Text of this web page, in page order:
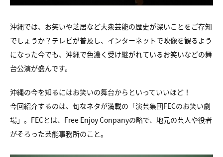
沖縄では、お笑いや芝居など大衆芸能の歴史が深いことをご存知
でしょうか？テレビが普及し、インターネットで映像を観るよう
になった今でも、沖縄で色濃く受け継がれているお笑いなどの舞
台公演が盛んです。
沖縄の今を知るにはお笑いの舞台からといっていいほど！
今回紹介するのは、旬なネタが満載の「演芸集団FECのお笑い劇
場」。FECとは、Free Enjoy Conpanyの略で、地元の芸人や役者
がそろった芸能事務所のこと。